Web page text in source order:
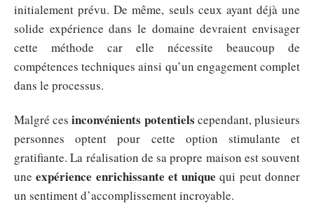
initialement prévu. De même, seuls ceux ayant déjà une
solide expérience dans le domaine devraient envisager
cette méthode car elle nécessite beaucoup de
compétences techniques ainsi qu’un engagement complet
dans le processus.
Malgré cesinconvénients potentiels cependant, plusieurs
personnes optent pour cette option stimulante et
gratifiante. La réalisation de sa propre maison est souvent
uneexpérience enrichissante et unique qui peut donner
un sentiment d’accomplissement incroyable.